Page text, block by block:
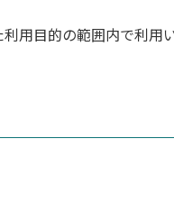
用目的の範囲内で利